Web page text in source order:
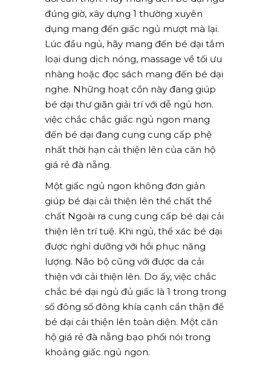
đúng giờ, xây dựng 1 thường xuyên
dụng mang đến giấc ngủ mượt mà lại.
Lúc đầu ngủ, hãy mang đến bé dại tắm
loại dung dịch nóng, massage về tối ưu
nhàng hoặc đọc sách mang đến bé dại
nghe. Những hoạt cồn này đang giúp
bé dại thư giãn giải trí với dễ ngủ hơn.
việc chắc chắc giấc ngủ ngon mang
đến bé dại đang cung cung cấp phệ
nhất thời hạn cải thiện lên của căn hộ
giá rẻ đà nẵng.
Một giấc ngủ ngon không đơn giản
giúp bé dại cải thiện lên thể chất thể
chất Ngoài ra cung cung cấp bé dại cải
thiện lên trí tuệ. Khi ngủ, thể xác bé dại
được nghỉ dưỡng với hồi phục năng
lượng. Não bộ cũng với được da cải
thiện với cải thiện lên. Do ấy, việc chắc
chắc bé dại ngủ đủ giấc là 1 trong trong
số đông số đông khía cạnh cẩn thận để
bé dại cải thiện lên toàn diện. Một căn
hộ giá rẻ đà nẵng bạo phổi nói trong
khoảng giấc ngủ ngon.